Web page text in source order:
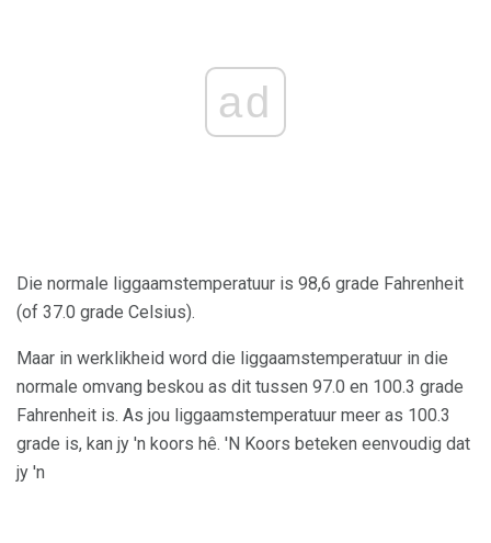
ad
Die normale liggaamstemperatuur is 98,6 grade Fahrenheit
(of 37.0 grade Celsius).
Maar in werklikheid word die liggaamstemperatuur in die
normale omvang beskou as dit tussen 97.0 en 100.3 grade
Fahrenheit is. As jou liggaamstemperatuur meer as 100.3
grade is, kan jy 'n koors hê. 'N Koors beteken eenvoudig dat
jy 'n